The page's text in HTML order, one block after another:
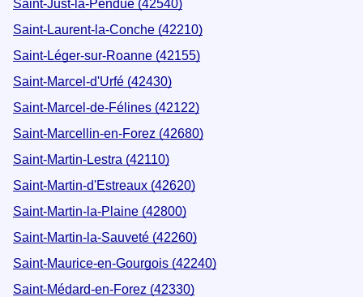
Saint-Just-la-Pendue (42540)
Saint-Laurent-la-Conche (42210)
Saint-Léger-sur-Roanne (42155)
Saint-Marcel-d'Urfé (42430)
Saint-Marcel-de-Félines (42122)
Saint-Marcellin-en-Forez (42680)
Saint-Martin-Lestra (42110)
Saint-Martin-d'Estreaux (42620)
Saint-Martin-la-Plaine (42800)
Saint-Martin-la-Sauveté (42260)
Saint-Maurice-en-Gourgois (42240)
Saint-Médard-en-Forez (42330)